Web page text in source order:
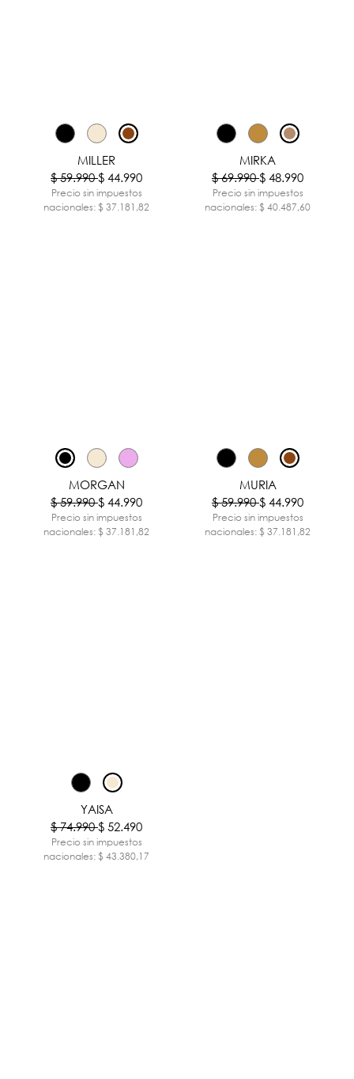
-25%
MILLER
$ 59.990$ 44.990
Precio sin impuestos
nacionales: $ 37.181,82
-30%
MIRKA
$ 69.990$ 48.990
Precio sin impuestos
nacionales: $ 40.487,60
-25%
MORGAN
$ 59.990$ 44.990
Precio sin impuestos
nacionales: $ 37.181,82
-25%
MURIA
$ 59.990$ 44.990
Precio sin impuestos
nacionales: $ 37.181,82
-30%
YAISA
$ 74.990$ 52.490
Precio sin impuestos
nacionales: $ 43.380,17